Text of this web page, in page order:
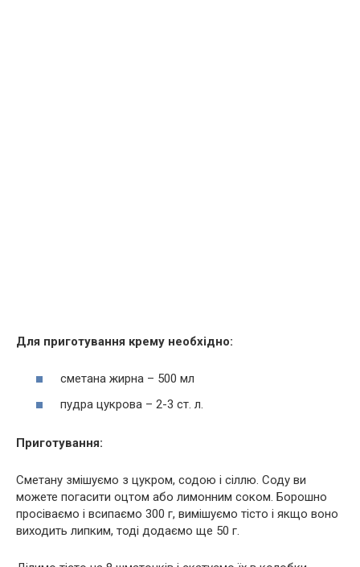
Для приготування крему необхідно:
сметана жирна – 500 мл
пудра цукрова – 2-3 ст. л.
Приготування:
Сметану змішуємо з цукром, содою і сіллю. Соду ви
можете погасити оцтом або лимонним соком. Борошно
просіваємо і всипаємо 300 г, вимішуємо тісто і якщо воно
виходить липким, тоді додаємо ще 50 г.